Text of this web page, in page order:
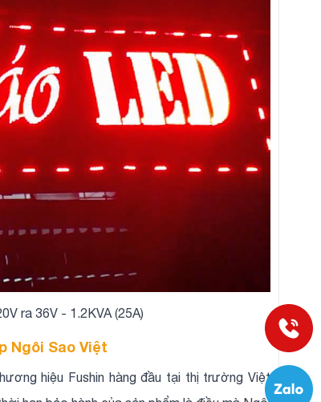
ra 36V - 1.2KVA (25A)
Ngôi Sao Việt
hiệu Fushin hàng đầu tại thị trường Việt